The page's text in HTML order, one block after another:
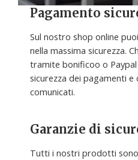
Pagamento
Sul nostro shop online
nella massima sicurezza.
tramite bonificoo o
sicurezza dei pagamenti e
comunicati.
Garanzie di
Tutti i nostri prodotti